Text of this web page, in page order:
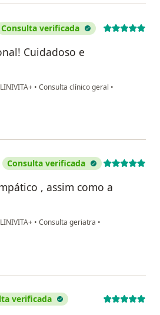
Consulta verificada
Cuidadoso e
• Consulta clínico geral •
Consulta verificada
, assim como a
• Consulta geriatra •
Junqueira
verificada